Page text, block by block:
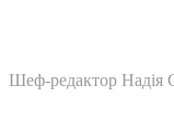
Шеф-редактор Надія